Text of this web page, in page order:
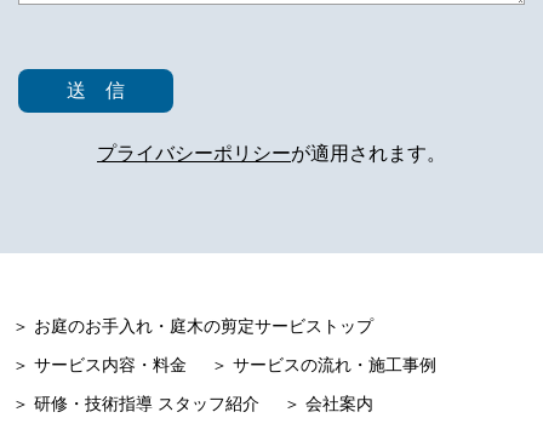
プライバシーポリシーが適用されます。
＞ お庭のお手入れ・庭木の剪定サービストップ
＞ サービス内容・料金
＞ サービスの流れ・施工事例
＞ 研修・技術指導 スタッフ紹介
＞ 会社案内